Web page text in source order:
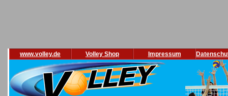
www.volley.de Volley Shop Impressum